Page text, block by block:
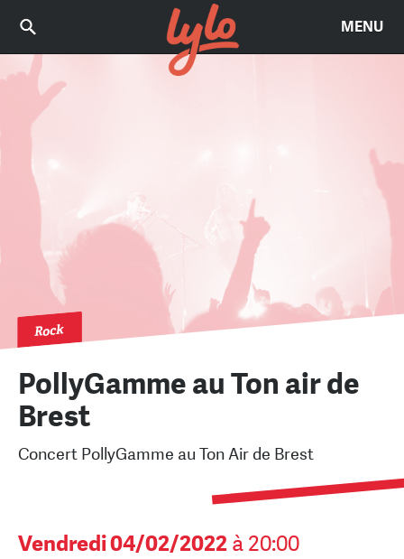
MENU
Rock
PollyGamme au Ton air de
Brest
Concert PollyGamme au Ton Air de Brest
Vendredi 04/02/2022 à 20:00